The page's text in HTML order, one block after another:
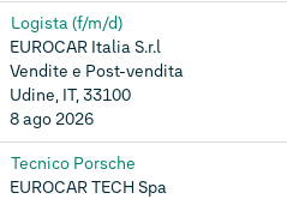
Logista (f/m/d)
EUROCAR Italia S.r.l
Vendite e Post-vendita
Udine, IT, 33100
8 ago 2026
Tecnico Porsche
EUROCAR TECH Spa